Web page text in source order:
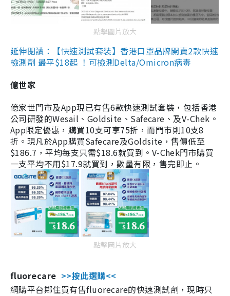
點擊圖片放大
延伸閱讀：【快速測試套裝】香港口罩品牌開賣2款快速
檢測劑 最平$18起 ！可檢測Delta/Omicron病毒
億世家
億家世門市及App現已有售6款快速測試套裝，包括香港
公司研發的Wesail、Goldsite、Safecare、及V-Chek。
App限定優惠，購買10支可享75折，而門市則10支8
折。現凡於App購買Safecare及Goldsite，售價低至
$186.7，平均每支只需$18.6就買到。V-Chek門市購買
一支平均不用$17.9就買到，數量有限，售完即止。
點擊圖片放大
fluorecare >>按此選購<<
網購平台鄰住買有售fluorecare的快速測試劑，現時只